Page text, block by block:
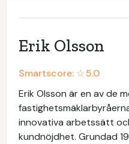
Erik Olsson
Smartscore: ☆5.0
Erik Olsson är en av de
innovativa arbetssätt
kundnöjdhet. Grundad